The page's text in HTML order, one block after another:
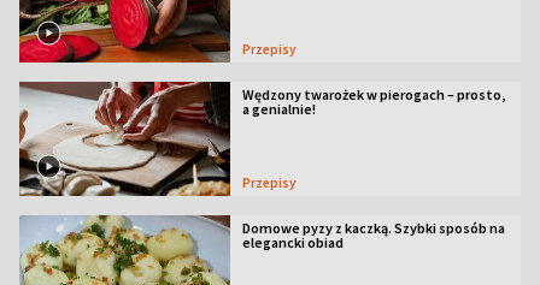
Przepisy
Wędzony twarożek w pierogach – prosto,
a genialnie!
Przepisy
Domowe pyzy z kaczką. Szybki sposób na
elegancki obiad